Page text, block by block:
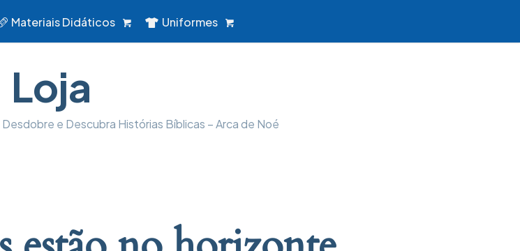
Materiais Didáticos Uniformes
Loja
Desdobre e Descubra Histórias Bíblicas – Arca de Noé